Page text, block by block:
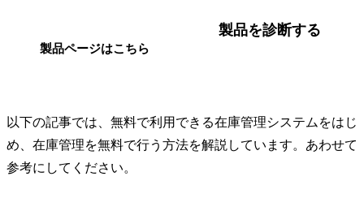
製品ページはこちら
製品を診断する
以下の記事では、無料で利用できる在庫管理システムをはじ
め、在庫管理を無料で行う方法を解説しています。あわせて
参考にしてください。